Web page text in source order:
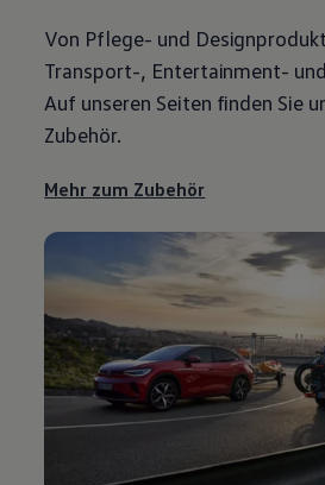
Von Pflege- und
Transport-, Entertainment-
Auf unseren Seiten finden Sie
Zubehör.
Mehr zum Zubehör